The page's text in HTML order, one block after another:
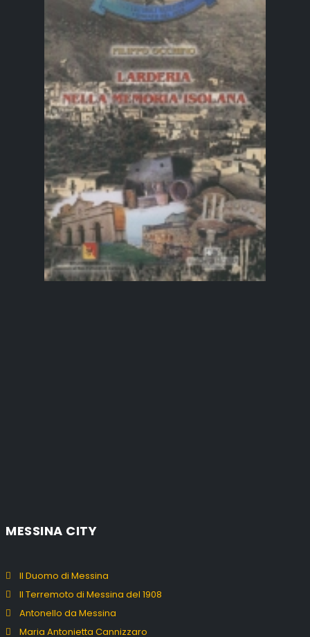
MESSINA CITY
Il Duomo di Messina
Il Terremoto di Messina del 1908
Antonello da Messina
Maria Antonietta Cannizzaro